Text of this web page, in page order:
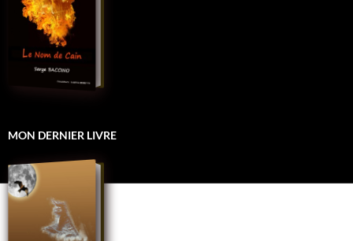
MON DERNIER LIVRE